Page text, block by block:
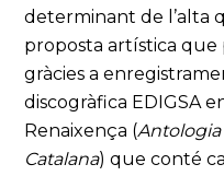
determinant de l’alta
proposta artística
gràcies a
discogràfica EDIGSA
Renaixença (Antologia
Catalana) que conté